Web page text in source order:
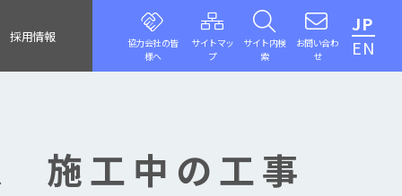
採用情報
協力会社の皆
様へ
サイトマッ
プ
サイト内検
索
お問い合わ
せ
JP
EN
施工中の工事